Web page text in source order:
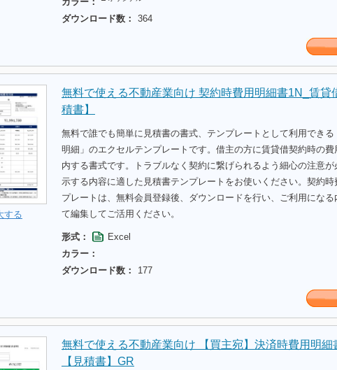
ダウンロード数： 364
する
無料で使える不動産業向け 契約時費用明細書1N_賃貸
積書】
無料で誰でも簡単に見積書の書式、テンプレートとして利用できる
明細」のエクセルテンプレートです。借主の方に賃貸借契約時の費
内する書式です。トラブルなく契約に繋げられるよう細心の注意が
示する内容に適した見積書テンプレートをお使いください。契約時
プレートは、無料会員登録後、ダウンロードを行い、ご利用にな
て編集してご活用ください。
形式：
Excel
カラー：
ダウンロード数：
177
無料で使える不動産業向け 【買主宛】決済時費用明細
【見積書】GR